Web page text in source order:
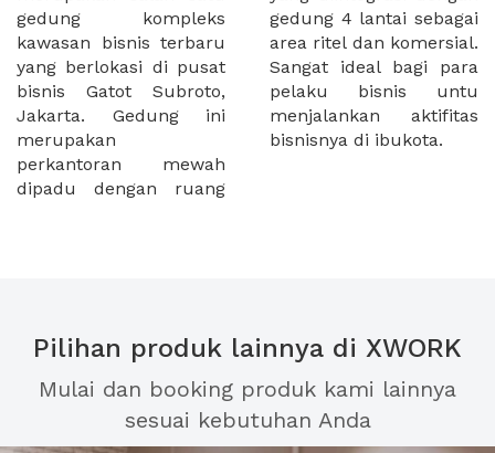
gedung kompleks
kawasan bisnis terbaru
yang berlokasi di pusat
bisnis Gatot Subroto,
Jakarta. Gedung ini
merupakan
perkantoran mewah
dipadu dengan ruang
gedung 4 lantai sebagai
area ritel dan komersial.
Sangat ideal bagi para
pelaku bisnis untu
menjalankan aktifitas
bisnisnya di ibukota.
Pilihan produk lainnya di XWORK
Mulai dan booking produk kami lainnya
sesuai kebutuhan Anda